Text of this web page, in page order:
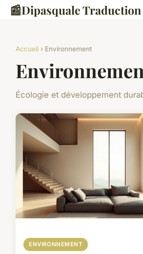
📰Dipasquale Traduction
Accueil › Environnement
Écologie et développement
ENVIRONNEMENT